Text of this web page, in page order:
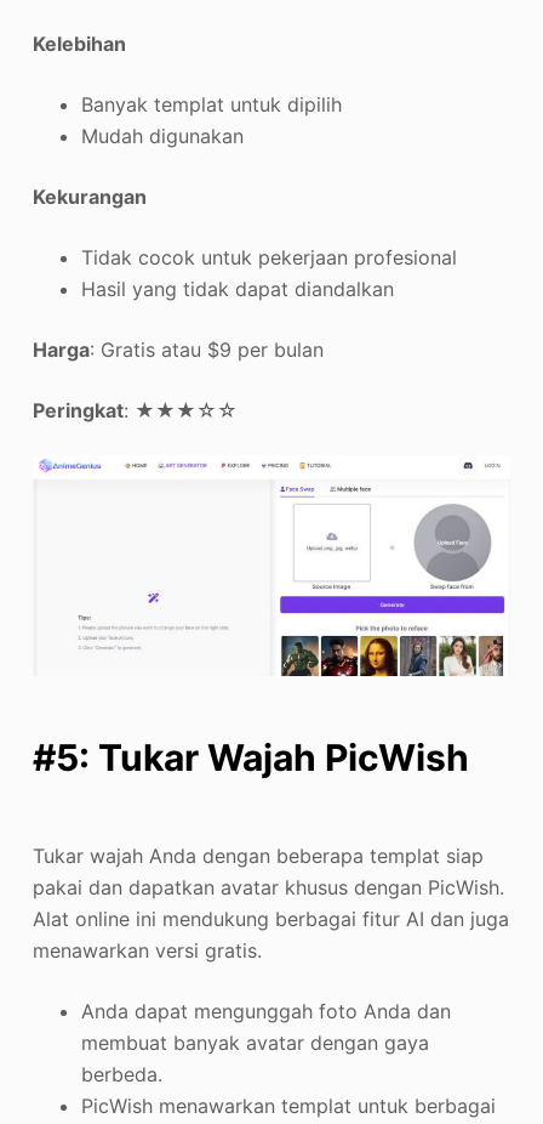
Kelebihan
Banyak templat untuk dipilih
Mudah digunakan
Kekurangan
Tidak cocok untuk pekerjaan profesional
Hasil yang tidak dapat diandalkan
Harga: Gratis atau $9 per bulan
Peringkat: ★★★☆☆
#5: Tukar Wajah PicWish
Tukar wajah Anda dengan beberapa templat siap
pakai dan dapatkan avatar khusus dengan PicWish.
Alat online ini mendukung berbagai fitur AI dan juga
menawarkan versi gratis.
Anda dapat mengunggah foto Anda dan
membuat banyak avatar dengan gaya
berbeda.
PicWish menawarkan templat untuk berbagai